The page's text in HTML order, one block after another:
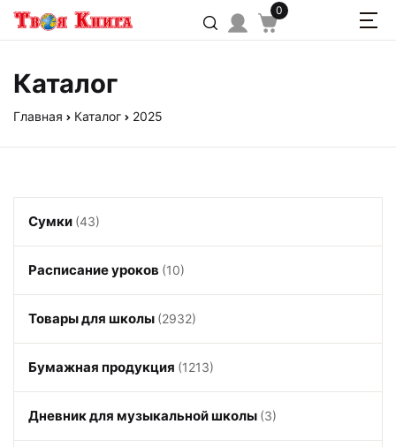
0
Каталог
Главная Каталог 2025
Сумки (43)
Расписание уроков (10)
Товары для школы (2932)
Бумажная продукция (1213)
Дневник для музыкальной школы (3)